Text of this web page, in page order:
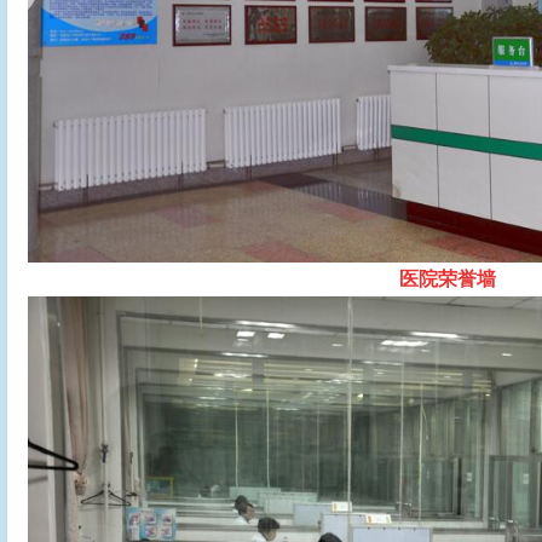
医院荣誉墙